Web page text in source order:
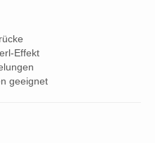
Effekt
geeignet